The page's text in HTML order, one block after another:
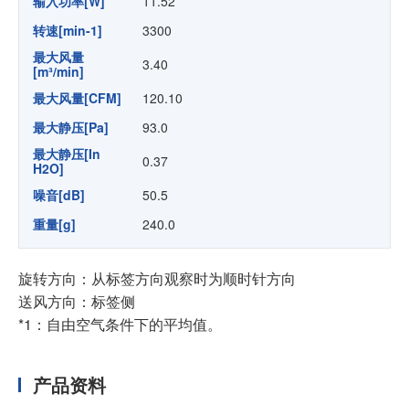
转速[min-1]
3300
最大风量
[m³/min]
3.40
最大风量[CFM]
120.10
最大静压[Pa]
93.0
最大静压[In
H2O]
0.37
噪音[dB]
50.5
重量[g]
240.0
旋转方向：从标签方向观察时为顺时针方向
送风方向：标签侧
*1：自由空气条件下的平均值。
产品资料